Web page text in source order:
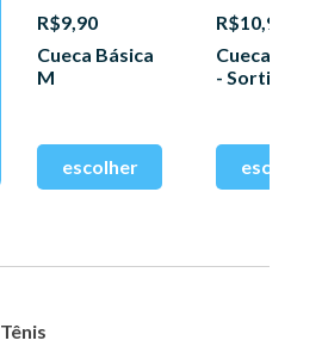
R$9,90
Cueca Básica
M
R$10,90
Cueca Box
- Sortidas
Tênis